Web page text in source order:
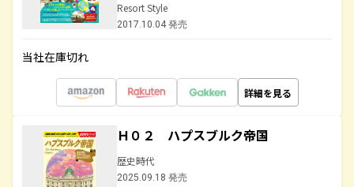
Resort Style
2017.10.04 発売
当社在庫切れ
詳細を見る
Ｈ０２ ハプスブルク帝国
歴史時代
2025.09.18 発売